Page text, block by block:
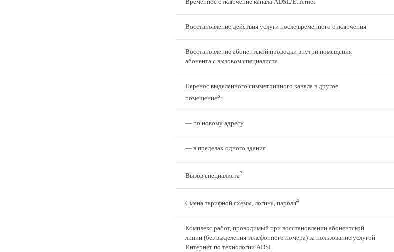
Временное отключение канала ADSL/Ethernet
Восстановление действия услуги после временного отключения
Восстановление абонентской проводки внутри помещения
абонента с вызовом специалиста
Перенос выделенного симметричного канала в другое
помещение5:
— по новому адресу
— в пределах одного здания
Вызов специалиста3
Смена тарифной схемы, логина, пароля4
Комплекс работ, проводимый при восстановлении абонентской
линии (без выделения телефонного номера) за пользование услугой
Интернет по технологии ADSL